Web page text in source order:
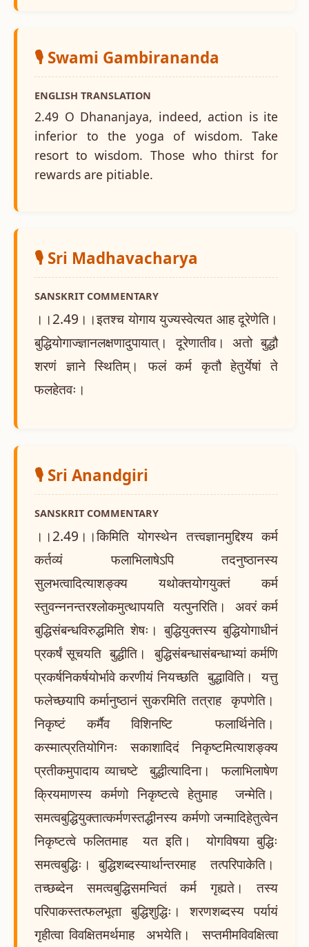
🎙️ Swami Gambirananda
ENGLISH TRANSLATION
2.49 O Dhananjaya, indeed, action is ite
inferior to the yoga of wisdom. Take
resort to wisdom. Those who thirst for
rewards are pitiable.
🎙️ Sri Madhavacharya
SANSKRIT COMMENTARY
।।2.49।।इतश्च योगाय युज्यस्वेत्यत आह दूरेणेति।
बुद्धियोगाज्ज्ञानलक्षणादुपायात्। दूरेणातीव। अतो बुद्धौ
शरणं ज्ञाने स्थितिम्। फलं कर्म कृतौ हेतुर्येषां ते
फलहेतवः।
🎙️ Sri Anandgiri
SANSKRIT COMMENTARY
।।2.49।।किमिति योगस्थेन तत्त्वज्ञानमुद्दिश्य कर्म
कर्तव्यं फलाभिलाषेऽपि तदनुष्ठानस्य
सुलभत्वादित्याशङ्क्य यथोक्तयोगयुक्तं कर्म
स्तुवन्ननन्तरश्लोकमुत्थापयति यत्पुनरिति। अवरं कर्म
बुद्धिसंबन्धविरुद्धमिति शेषः। बुद्धियुक्तस्य बुद्धियोगाधीनं
प्रकर्षं सूचयति बुद्धीति। बुद्धिसंबन्धासंबन्धाभ्यां कर्मणि
प्रकर्षनिकर्षयोर्भावे करणीयं नियच्छति बुद्धाविति। यत्तु
फलेच्छयापि कर्मानुष्ठानं सुकरमिति तत्राह कृपणेति।
निकृष्टं कर्मैव विशिनष्टि फलार्थिनेति।
कस्मात्प्रतियोगिनः सकाशादिदं निकृष्टमित्याशङ्क्य
प्रतीकमुपादाय व्याचष्टे बुद्धीत्यादिना। फलाभिलाषेण
क्रियमाणस्य कर्मणो निकृष्टत्वे हेतुमाह जन्मेति।
समत्वबुद्धियुक्तात्कर्मणस्तद्धीनस्य कर्मणो जन्मादिहेतुत्वेन
निकृष्टत्वे फलितमाह यत इति। योगविषया बुद्धिः
समत्वबुद्धिः। बुद्धिशब्दस्यार्थान्तरमाह तत्परिपाकेति।
तच्छब्देन समत्वबुद्धिसमन्वितं कर्म गृह्यते। तस्य
परिपाकस्तत्फलभूता बुद्धिशुद्धिः। शरणशब्दस्य पर्यायं
गृहीत्वा विवक्षितमर्थमाह अभयेति। सप्तमीमविवक्षित्वा